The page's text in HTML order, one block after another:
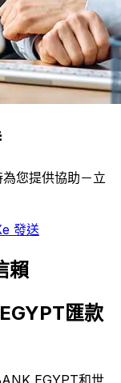
您提供協助－立
發送
賴
匯款